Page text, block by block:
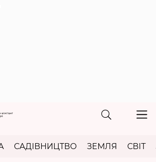
САДІВНИЦТВО ЗЕМЛЯ СВІТ